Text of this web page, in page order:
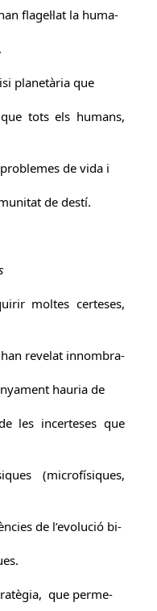
flagel·lat la huma-
planetària que
tots els humans,
de vida i
de destí.
moltes certeses,
revelat innombra-
hauria de
les incerteses que
(microfísiques,
de l’evolució bi-
que perme-